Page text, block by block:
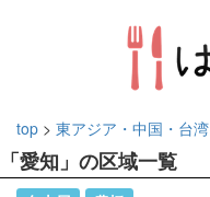
top > 東アジア・中国・台湾
「愛知」の区域一覧